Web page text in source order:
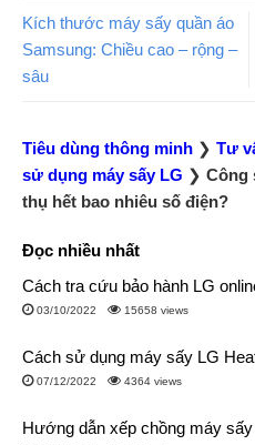
Kích thước máy sấy quần áo
Samsung: Chiều cao – rộng –
sâu
Tiêu dùng thông minh ❯ Tư
sử dụng máy sấy LG ❯ Công
thụ hết bao nhiêu số điện?
Đọc nhiều nhất
Cách tra cứu bảo hành LG
03/10/2022 15658 views
Cách sử dụng máy sấy LG
07/12/2022 4364 views
Hướng dẫn xếp chồng máy